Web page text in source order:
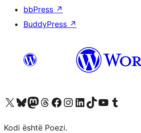
bbPress ↗
BuddyPress ↗
Vizitoni llogarinë tonë X (ish Twitter)
Vizitoni llogarinë tonë Bluesky
Vizitoni llogarinë tonë Mastodon
Vizitoni llogarinë tonë Threads
Vizitoni faqen tonë në Facebook
Vizitoni llogarinë tonë Instagram
Vizitoni llogarinë tonë LinkedIn
Vizitoni llogarinë tonë TikTok
Vizitoni kanalin tonë YouTube
Vizitoni llogarinë tonë Tumblr
Kodi është Poezi.